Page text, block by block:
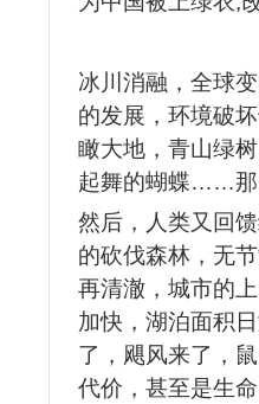
冰川消融，全球
的发展，环境破
瞰大地，青山绿
起舞的蝴蝶……那
然后，人类又回
的砍伐森林，无
再清澈，城市的
加快，湖泊面积
了，飓风来了，
代价，甚至是生